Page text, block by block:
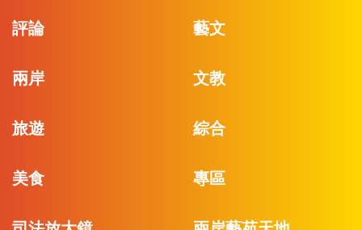
評論 藝文
兩岸 文教
旅遊 綜合
美食 專區